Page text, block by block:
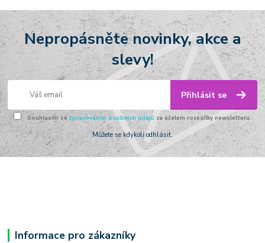
Nepropásněte novinky, akce a
slevy!
Přihlásit se
Souhlasím se zpracováním osobních údajů za účelem rozesílky newsletteru.
Můžete se kdykoli odhlásit.
Informace pro zákazníky